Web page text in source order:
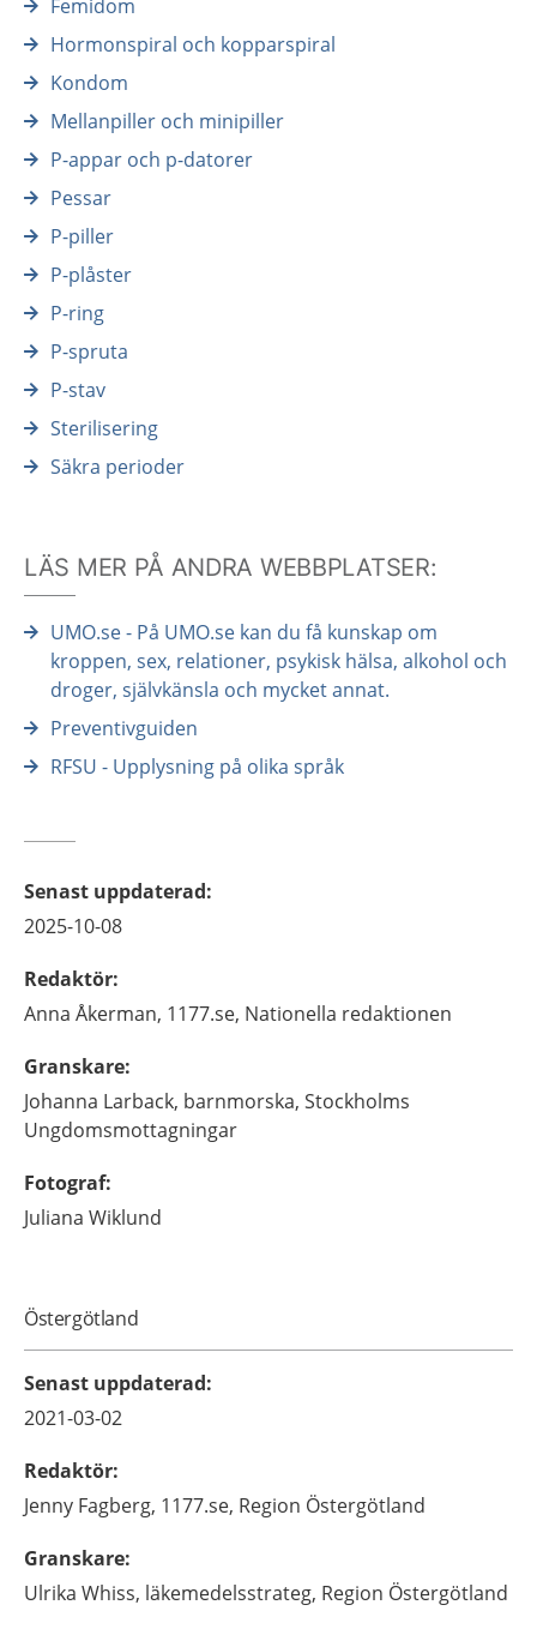
Femidom
Hormonspiral och kopparspiral
Kondom
Mellanpiller och minipiller
P-appar och p-datorer
Pessar
P-piller
P-plåster
P-ring
P-spruta
P-stav
Sterilisering
Säkra perioder
LÄS MER PÅ ANDRA WEBBPLATSER:
UMO.se - På UMO.se kan du få kunskap om
kroppen, sex, relationer, psykisk hälsa, alkohol och
droger, självkänsla och mycket annat.
Preventivguiden
RFSU - Upplysning på olika språk
Senast uppdaterad:
2025-10-08
Redaktör:
Anna Åkerman, 1177.se, Nationella redaktionen
Granskare:
Johanna Larback, barnmorska, Stockholms
Ungdomsmottagningar
Fotograf:
Juliana Wiklund
Östergötland
Senast uppdaterad:
2021-03-02
Redaktör:
Jenny Fagberg, 1177.se, Region Östergötland
Granskare:
Ulrika Whiss, läkemedelsstrateg, Region Östergötland